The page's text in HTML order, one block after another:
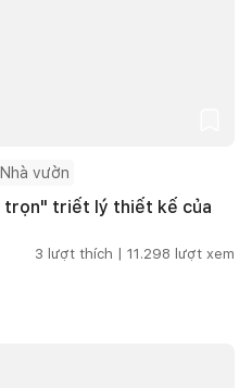
Nhà vườn
trọn" triết lý thiết kế của
3 lượt thích | 11.298 lượt xem